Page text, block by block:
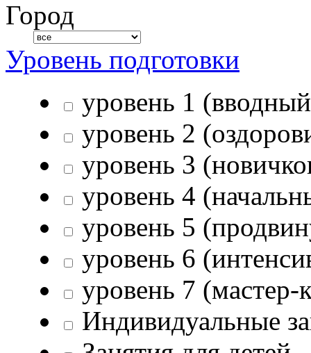
Город
Уровень подготовки
уровень 1
уровень 2
уровень 3
уровень 4
уровень 5
уровень 6
уровень 7 (мастер-
Индивидуальные